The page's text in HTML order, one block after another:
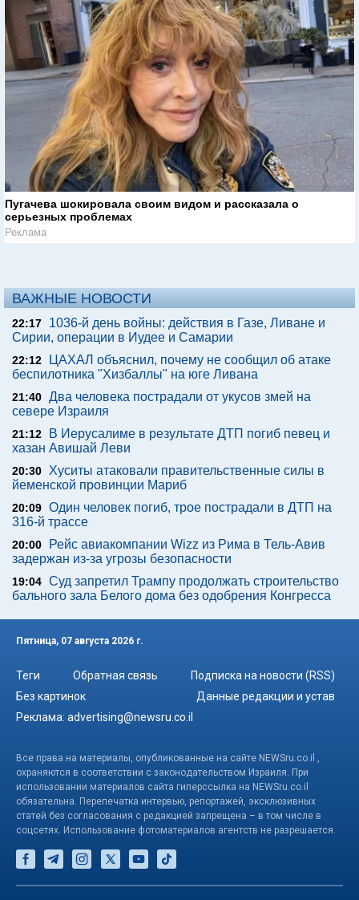
Пугачева шокировала своим видом и рассказала о
серьезных проблемах
Реклама
ВАЖНЫЕ НОВОСТИ
22:17
1036-й день войны: действия в Газе, Ливане и
Сирии, операции в Иудее и Самарии
22:12
ЦАХАЛ объяснил, почему не сообщил об атаке
беспилотника "Хизбаллы" на юге Ливана
21:40 Два человека пострадали от укусов змей на
севере Израиля
21:12
В Иерусалиме в результате ДТП погиб певец и
хазан Авишай Леви
20:30 Хуситы атаковали правительственные силы в
йеменской провинции Мариб
20:09 Один человек погиб, трое пострадали в ДТП на
316-й трассе
20:00
Рейс авиакомпании Wizz из Рима в Тель-Авив
задержан из-за угрозы безопасности
19:04 Суд запретил Трампу продолжать строительство
бального зала Белого дома без одобрения Конгресса
Пятница, 07 августа 2026 г.
Теги Обратная связь
Подписка на новости (RSS)
Без картинок
Данные редакции и устав
Реклама: advertising@newsru.co.il
Все права на материалы, опубликованные на сайте NEWSru.co.il ,
охраняются в соответствии с законодательством Израиля. При
использовании материалов сайта гиперссылка на NEWSru.co.il
обязательна. Перепечатка интервью, репортажей, эксклюзивных
статей без согласования с редакцией запрещена – в том числе в
соцсетях. Использование фотоматериалов агентств не разрешается.